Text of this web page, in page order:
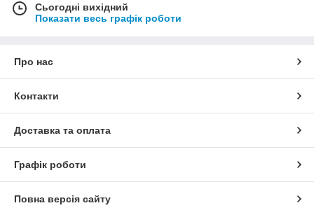
Сьогодні вихідний
Показати весь графік роботи
Про нас
Контакти
Доставка та оплата
Графік роботи
Повна версія сайту